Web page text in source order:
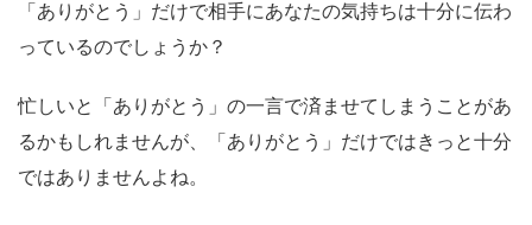
「ありがとう」だけで相手にあなたの気持ちは十分に伝わ
っているのでしょうか？
忙しいと「ありがとう」の一言で済ませてしまうことがあ
るかもしれませんが、「ありがとう」だけではきっと十分
ではありませんよね。